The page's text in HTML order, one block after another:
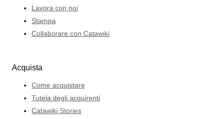
Lavora con noi
Stampa
Collaborare con Catawiki
Acquista
Come acquistare
Tutela degli acquirenti
Catawiki Stories